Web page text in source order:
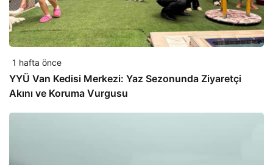
1 hafta önce
YYÜ Van Kedisi Merkezi: Yaz Sezonunda Ziyaretçi
Akını ve Koruma Vurgusu